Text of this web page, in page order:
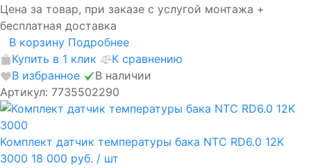
Цена за товар, при заказе с услугой монтажа +
бесплатная доставка
В корзину Подробнее
Купить в 1 клик
К сравнению
В избранное
В наличии
Артикул: 7735502290
Комплект датчик температуры бака NTC RD6.0 12K
3000 18 000 руб. / шт